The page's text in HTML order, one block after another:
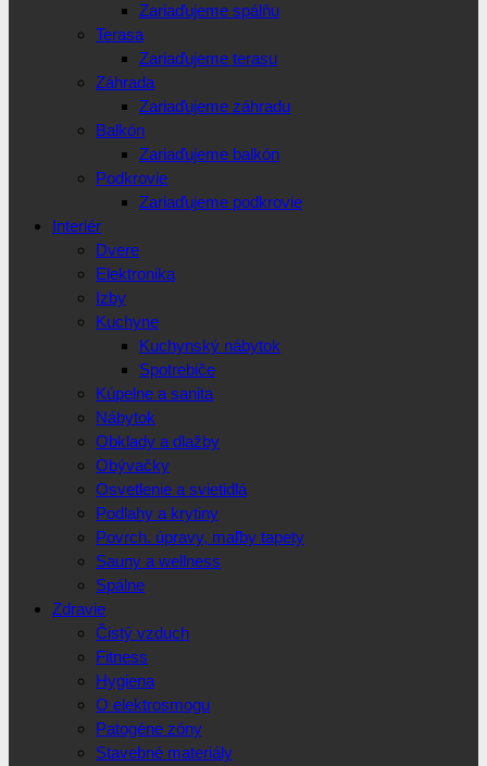
Zariaďujeme spálňu
Terasa
Zariaďujeme terasu
Záhrada
Zariaďujeme záhradu
Balkón
Zariaďujeme balkón
Podkrovie
Zariaďujeme podkrovie
Interiér
Dvere
Elektronika
Izby
Kuchyne
Kuchynský nábytok
Spotrebiče
Kúpelne a sanita
Nábytok
Obklady a dlažby
Obývačky
Osvetlenie a svietidlá
Podlahy a krytiny
Povrch. úpravy, maľby tapety
Sauny a wellness
Spálne
Zdravie
Čistý vzduch
Fitness
Hygiena
O elektrosmogu
Patogéne zóny
Stavebné materiály